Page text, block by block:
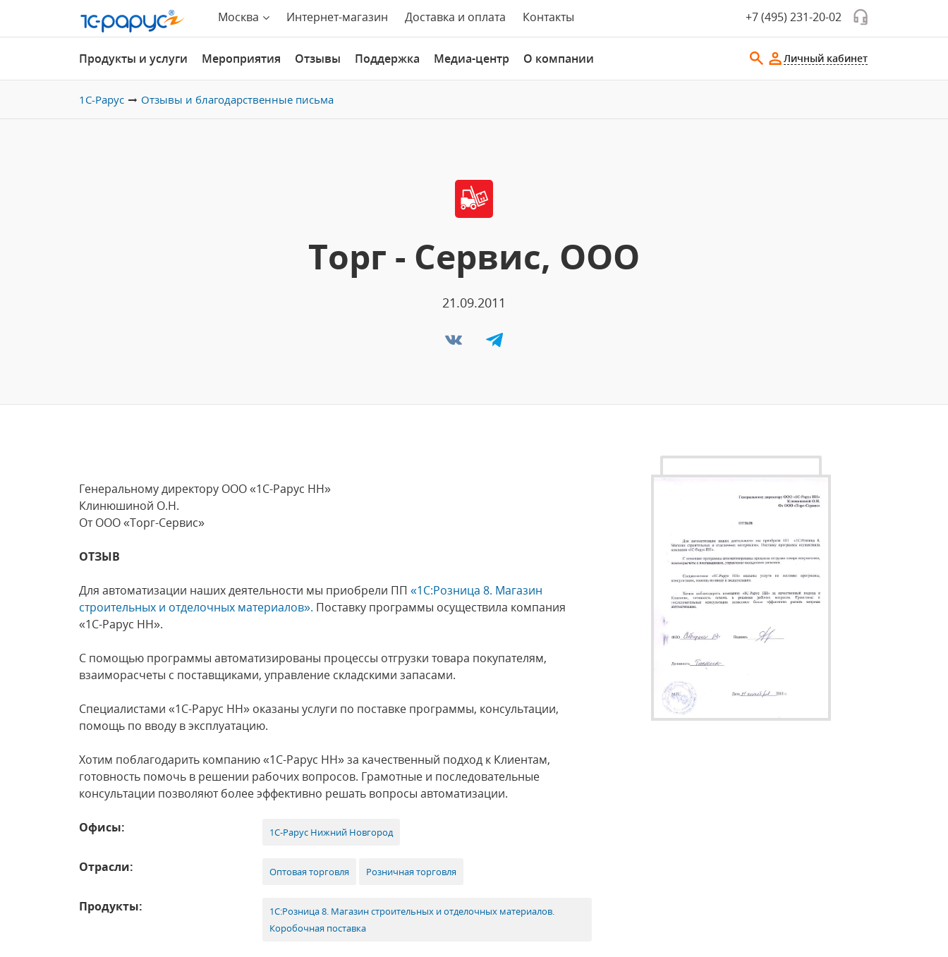
Москва Интернет-магазин Доставка и оплата Контакты +7 (495) 231-20-02
Продукты и услуги Мероприятия Отзывы Поддержка Медиа-центр О компании Личный кабинет
1С-Рарус Отзывы и благодарственные письма
Торг - Сервис, ООО
21.09.2011
Генеральному директору ООО «1С-Рарус НН»
Клинюшиной О.Н.
От ООО «Торг-Сервис»
ОТЗЫВ
Для автоматизации наших деятельности мы приобрели ПП «1С:Розница 8. Магазин
строительных и отделочных материалов». Поставку программы осуществила компания
«1С-Рарус НН».
С помощью программы автоматизированы процессы отгрузки товара покупателям,
взаиморасчеты с поставщиками, управление складскими запасами.
Специалистами «1С-Рарус НН» оказаны услуги по поставке программы, консультации,
помощь по вводу в эксплуатацию.
Хотим поблагодарить компанию «1С-Рарус НН» за качественный подход к Клиентам,
готовность помочь в решении рабочих вопросов. Грамотные и последовательные
консультации позволяют более эффективно решать вопросы автоматизации.
Офисы: 1С-Рарус Нижний Новгород
Отрасли: Оптовая торговля Розничная торговля
Продукты:
1С:Розница 8. Магазин строительных и отделочных материалов.
Коробочная поставка